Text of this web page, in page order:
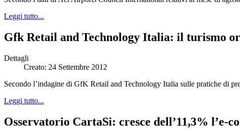
Leggi tutto...
Gfk Retail and Technology Italia: il turismo
Dettagli
Creato: 24 Settembre 2012
Secondo l’indagine di GfK Retail and Technology Italia sulle pratiche di
Leggi tutto...
Osservatorio CartaSi: cresce dell’11,3% l’e-